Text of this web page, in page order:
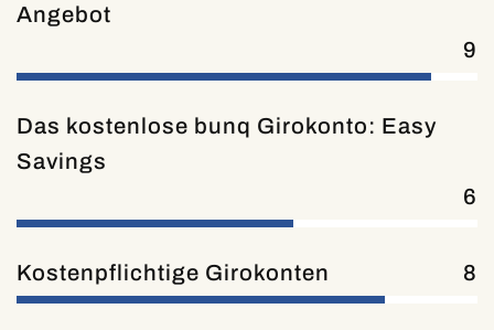
Angebot
9
Das kostenlose bunq Girokonto: Easy
Savings
6
Kostenpflichtige Girokonten 8